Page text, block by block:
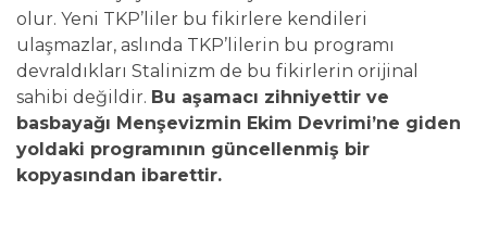
olur. Yeni TKP’liler bu fikirlere kendileri
ulaşmazlar, aslında TKP’lilerin bu programı
devraldıkları Stalinizm de bu fikirlerin orijinal
sahibi değildir. Bu aşamacı zihniyettir ve
basbayağı Menşevizmin Ekim Devrimi’ne giden
yoldaki programının güncellenmiş bir
kopyasından ibarettir.